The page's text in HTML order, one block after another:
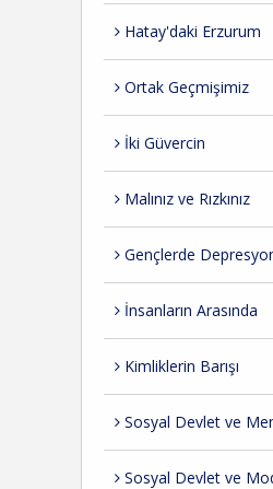
Hatay'daki Erzurum
Ortak Geçmişimiz
İki Güvercin
Malınız ve Rızkınız
Gençlerde
İnsanların Arasında
Kimliklerin Barışı
Sosyal Devlet ve
Sosyal Devlet ve